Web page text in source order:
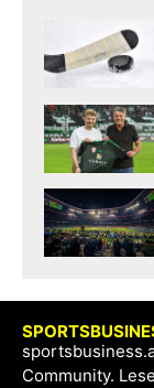
Community.